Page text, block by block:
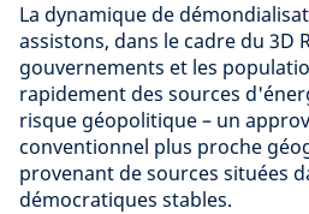
La dynamique de
assistons, dans le cadre du 3D
gouvernements et les
rapidement des sources
risque géopolitique – un
conventionnel plus proche
provenant de sources situées
démocratiques stables.